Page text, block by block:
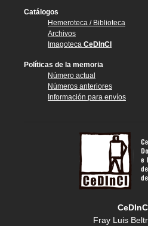
Catálogos
Hemeroteca / Biblioteca
Archivos
Imagoteca CeDInCI
Políticas de la memoria
Número actual
Números anteriores
Información para envíos
Fray Luis